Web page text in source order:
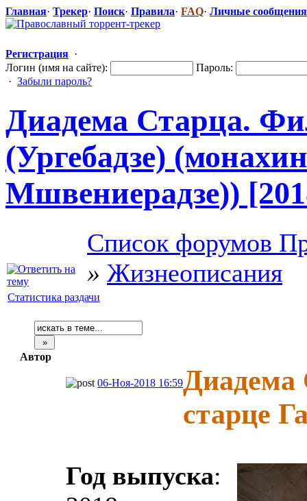
Главная· Трекер· Поиск· Правила· FAQ· Личные сообщения
Регистрация ·
Логин (имя на сайте):
Пароль:
· Забыли пароль?
Диадема Старца.
(Ургебадзе)
Мшвениерадзе​))
Список форумов
» Жизнеописания
Статистика раздачи
Автор
06-Ноя-2018 16:59Диадема
старце
Год выпуска: